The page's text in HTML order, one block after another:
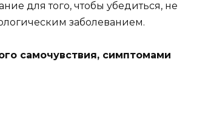
для того, чтобы убедиться, не
заболеванием.
самочувствия, симптомами